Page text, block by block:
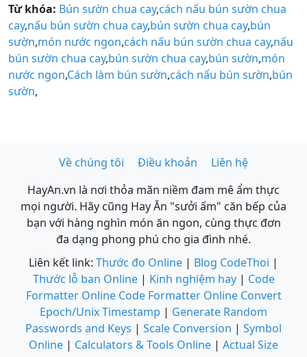
Từ khóa: Bún sườn chua cay,cách nấu bún sườn chua
cay,nấu bún sườn chua cay,bún sườn chua cay,bún
sườn,món nước ngon,cách nấu bún sườn chua cay,nấu
bún sườn chua cay,bún sườn chua cay,bún sườn,món
nước ngon,Cách làm bún sườn,cách nấu bún sườn,bún
sườn,
Về chúng tôi Điều khoản
Liên hệ
HayAn.vn là nơi thỏa mãn niềm đam mê ẩm thực
mọi người. Hãy cũng Hay Ăn "sưởi ấm" căn bếp của
bạn với hàng nghìn món ăn ngon, cùng thực đơn
đa dạng phong phú cho gia đình nhé.
Liên kết link: Thước đo Online | Blog CodeThoi |
Thước lỗ ban Online| Kinh nghiệm hay| Code
Formatter Online Code Formatter Online Convert
Epoch/Unix Timestamp | Generate Random
Passwords and Keys | Scale Conversion | Symbol
Online | Calculators & Tools Online | Actual Size